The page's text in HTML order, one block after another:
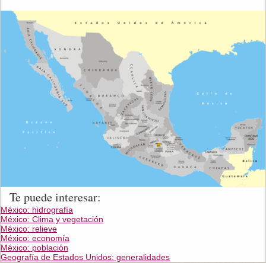
Te puede interesar:
México: hidrografía
México: Clima y vegetación
México: relieve
México: economía
México: población
Geografía de Estados Unidos: generalidades